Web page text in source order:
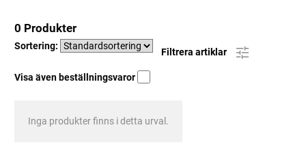
0 Produkter
Sortering:
Filtrera artiklar
Visa även beställningsvaror
Inga produkter finns i detta urval.